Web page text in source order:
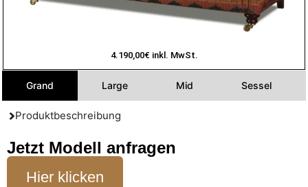
Grand Large Mid Sessel
4.190,00€ inkl. MwSt.
Produktbeschreibung
Jetzt Modell anfragen
Hier klicken